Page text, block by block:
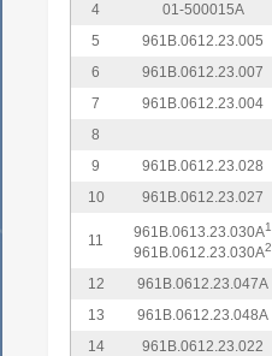
4
01-500015А
5
961В.0612.23.005
6
961В.0612.23.007
7
961В.0612.23.004
8
9
961В.0612.23.028
10
961В.0612.23.027
11 961В.0613.23.030А1
961В.0612.23.030А2
12 961В.0612.23.047А
13
961В.0612.23.048А
14
961В.0612.23.022